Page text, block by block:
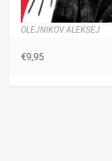
OLEJNIKOV ALEKSEJ
€9,95